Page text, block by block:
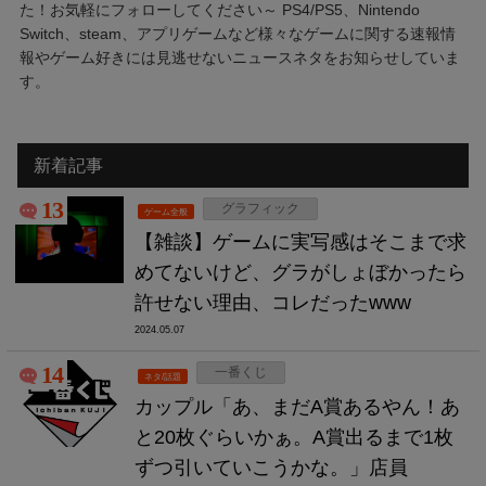
た！お気軽にフォローしてください～ PS4/PS5、Nintendo
Switch、steam、アプリゲームなど様々なゲームに関する速報情
報やゲーム好きには見逃せないニュースネタをお知らせしていま
す。
新着記事
ゲーム全般 グラフィック
【雑談】ゲームに実写感はそこまで求
めてないけど、グラがしょぼかったら
許せない理由、コレだったwww
2024.05.07
13
ネタ/話題 一番くじ
カップル「あ、まだA賞あるやん！あ
と20枚ぐらいかぁ。A賞出るまで1枚
ずつ引いていこうかな。」店員
14